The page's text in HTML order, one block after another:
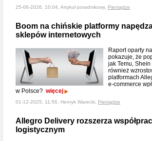
25-06-2026, 10:04, Artykuł poradnikowy, Pieniądze
Boom na chińskie platformy
sklepów internetowych
Raport oparty
pokazuje, że
jak Temu,
również
platformach
e-commerce
w Polsce? więcej
01-12-2025, 11:56, Henryk Warecki, Pieniądze
Allegro Delivery rozszerza
logistycznym